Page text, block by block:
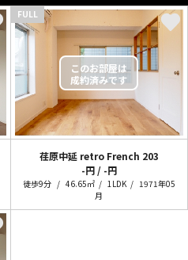
FULL
荏原中延 retro French 203
-円 / -円
徒歩9分 46.65㎡ 1LDK
1971年05
月